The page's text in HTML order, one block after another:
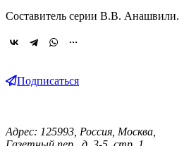
Составитель серии В.В. Анашвили.
Подписаться
Адрес: 125993, Россия, Москва,